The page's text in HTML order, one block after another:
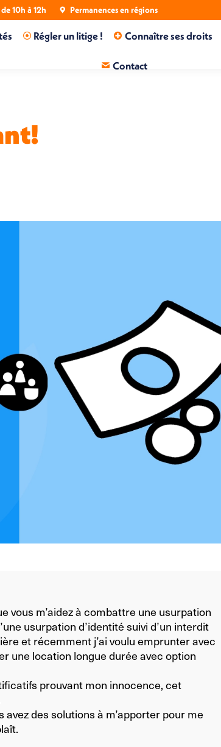
10h à 12h Permanences en régions
Régler un litige ! Connaître ses droits
Contact
vous m’aidez à combattre une usurpation
usurpation d’identité suivi d’un interdit
et récemment j’ai voulu emprunter avec
une location longue durée avec option
prouvant mon innocence, cet
des solutions à m’apporter pour me